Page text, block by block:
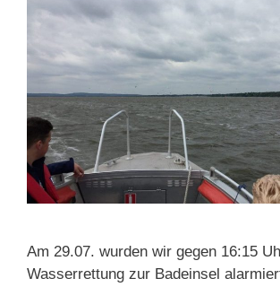
Am 29.07. wurden wir gegen 16:15
Wasserrettung zur Badeinsel